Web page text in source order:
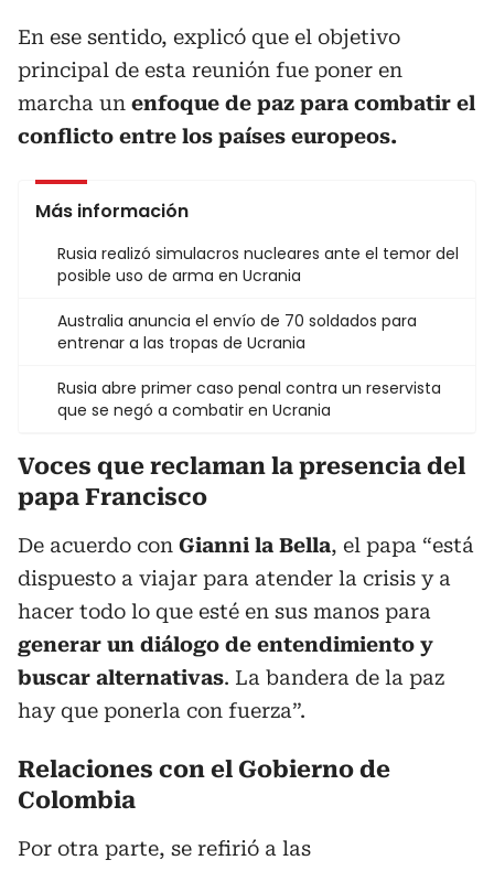
En ese sentido, explicó que el objetivo
principal de esta reunión fue poner en
marcha un enfoque de paz para combatir el
conflicto entre los países europeos.
Más información
Rusia realizó simulacros nucleares ante el temor del
posible uso de arma en Ucrania
Australia anuncia el envío de 70 soldados para
entrenar a las tropas de Ucrania
Rusia abre primer caso penal contra un reservista
que se negó a combatir en Ucrania
Voces que reclaman la presencia del
papa Francisco
De acuerdo con Gianni la Bella, el papa “está
dispuesto a viajar para atender la crisis y a
hacer todo lo que esté en sus manos para
generar un diálogo de entendimiento y
buscar alternativas. La bandera de la paz
hay que ponerla con fuerza”.
Relaciones con el Gobierno de
Colombia
Por otra parte, se refirió a las